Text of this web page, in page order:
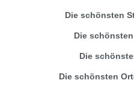
Die schönsten
Die
Die
Die schönsten